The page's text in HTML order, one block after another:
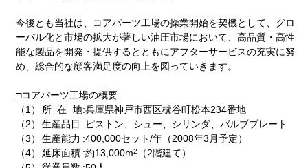
今後とも当社は、コアパーツ工場の操業開始を契機として、グロ
ーバル化と市場の拡大が著しい油圧市場において、高品質・高性
能な製品を開発・提供するとともにアフターサービスの充実に努
め、総合的な顧客満足度の向上を図っていきます。
□コアパーツ工場の概要
（1）
所 在 地:兵庫県神戸市西区櫨谷町松本234番地
（2）
生産品目 :ピストン、シュー、シリンダ、バルブプレート
（3）
生産能力 :400,000セット/年（2008年3月予定）
（4）
延床面積 :約13,000m2
（2階建て）